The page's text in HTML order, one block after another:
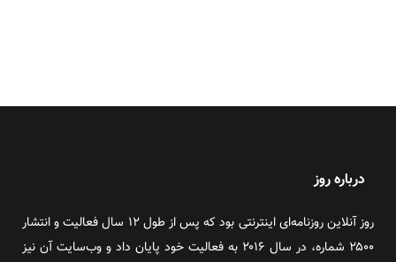
درباره روز
روز آنلاین روزنامه‌ای اینترنتی بود که پس از طول ۱۲ سال فعالیت و انتشار
۲۵۰۰ شماره، در سال ۲۰۱۶ به فعالیت خود پایان داد و وب‌سایت آن نیز